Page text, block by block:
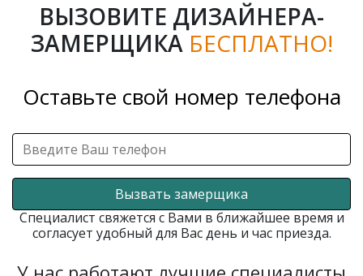
ВЫЗОВИТЕ ДИЗАЙНЕРА-
ЗАМЕРЩИКА БЕСПЛАТНО!
Оставьте свой номер телефона
Вызвать замерщика
Специалист свяжется с Вами в ближайшее время и
согласует удобный для Вас день и час приезда.